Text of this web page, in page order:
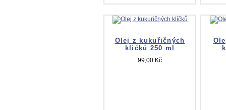
Olej z kukuřičných
klíčků 250 ml
99,00 Kč